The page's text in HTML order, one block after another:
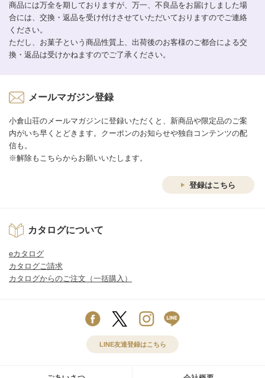
商品には万全を期しておりますが、万一、不良品をお届けしました場
合には、交換・返品を受け付けさせていただいておりますのでご連絡
ください。
ただし、お菓子という商品性質上、出荷後のお客様のご都合による交
換・返品は受けかねますのでご了承ください。
メールマガジン登録
小倉山荘のメールマガジンに登録いただくと、新商品や限定品のご案
内がいち早くとどきます。クーポンのお知らせや独自コンテンツの配
信も。
※解除もこちらからお願いいたします。
登録はこちら
カタログについて
eカタログ
カタログご請求
カタログからのご注文（一括購入）
LINE友達登録はこちら